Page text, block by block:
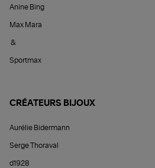
Anine Bing
Max Mara
&
Sportmax
CRÉATEURS BIJOUX
Aurélie Bidermann
Serge Thoraval
d1928